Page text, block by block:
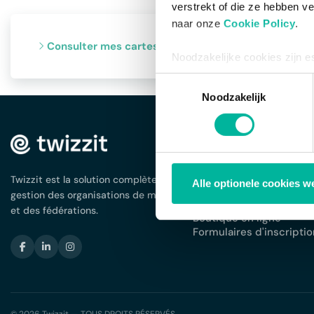
verstrekt of die ze hebben
naar onze Cookie Policy.
Noodzakelijke cookies zijn
bestaat enkel een
via de consent management
Toestemmingsselectie
Noodzakelijk
Alle optionele cookies
Consulter mes cartes de membre
Twizzit est la solution complète pour la
gestion des organisations de membres
et des fédérations.
SOLUTIONS
Gestion des membres
App pour votre
Planning et agenda
Facturation et
Boutique en ligne
Formulaires